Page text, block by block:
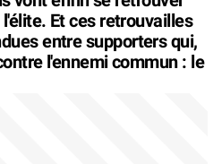
Et ces retrouvailles
entre supporters qui,
l'ennemi commun : le